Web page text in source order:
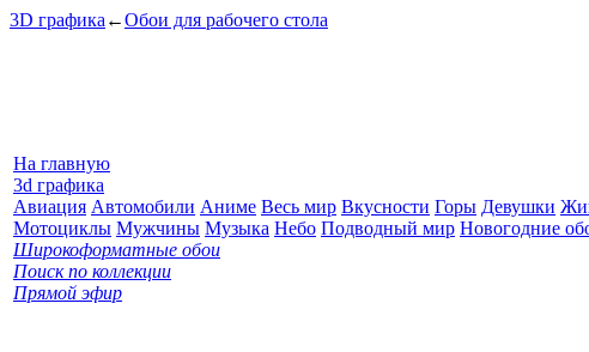
3D графика ←Обои для рабочего стола
На главную
3d графика
Авиация Автомобили Аниме Весь мир Вкусности Горы Девушки
Мотоциклы Мужчины Музыка Небо Подводный мир Новогодние
Широкоформатные обои
Поиск по коллекции
Прямой эфир